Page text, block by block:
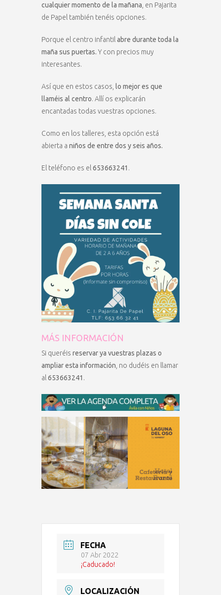
cualquier momento de la mañana , en Pajarita
de Papel también tenéis opciones.
Porque el centro infantil abre durante toda la
maña sus puertas. Y con precios muy
interesantes.
Así que en estos casos, lo mejor es que
llaméis al centro. Allí os explicarán
encantadas todas vuestras opciones.
Como en los talleres, esta opción está
abierta a niños de entre dos y seis años.
El teléfono es el 653663241 .
MÁS INFORMACIÓN
Si queréis reservar ya vuestras plazas o
ampliar esta información , no dudéis en llamar
al 653663241 .
FECHA
07 Abr 2022
¡Caducado!
LOCALIZACIÓN